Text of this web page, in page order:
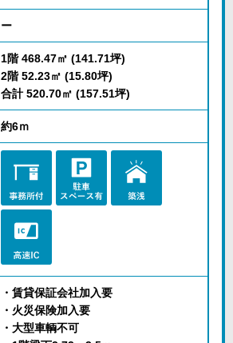
ー
1階 468.47㎡ (141.71坪)
2階 52.23㎡ (15.80坪)
合計 520.70㎡ (157.51坪)
約6ｍ
・賃貸保証会社加入要
・火災保険加入要
・大型車輌不可